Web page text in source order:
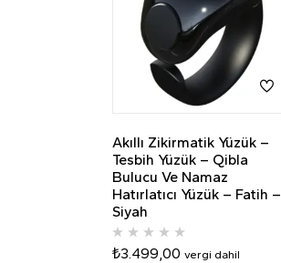
Akıllı Zikirmatik Yüzük –
Tesbih Yüzük – Qibla
Bulucu Ve Namaz
Hatırlatıcı Yüzük – Fatih –
Siyah
₺3.499,00 vergi dahil